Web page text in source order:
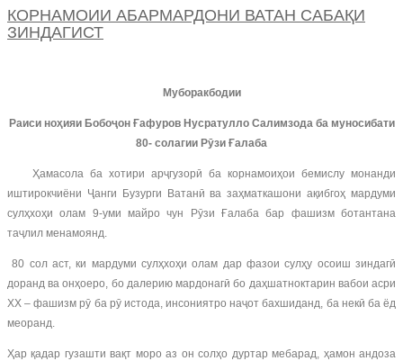
КОРНАМОИИ АБАРМАРДОНИ ВАТАН САБАҚИ
ЗИНДАГИСТ
Муборакбодии
Раиси ноҳияи Бобоҷон Ғафуров Нусратулло Салимзода ба муносибати
80- солагии Рӯзи Ғалаба
Ҳамасола ба хотири арҷгузорӣ ба корнамоиҳои бемислу монанди
иштирокчиёни Ҷанги Бузурги Ватанӣ ва заҳматкашони ақибгоҳ мардуми
сулҳхоҳи олам 9-уми майро чун Рӯзи Ғалаба бар фашизм ботантана
таҷлил менамоянд.
80 сол аст, ки мардуми сулҳхоҳи олам дар фазои сулҳу осоиш зиндагӣ
доранд ва онҳоеро, бо далерию мардонагӣ бо даҳшатноктарин вабои асри
ХХ – фашизм рӯ ба рӯ истода, инсониятро наҷот бахшиданд, ба некӣ ба ёд
меоранд.
Ҳар қадар гузашти вақт моро аз он солҳо дуртар мебарад, ҳамон андоза